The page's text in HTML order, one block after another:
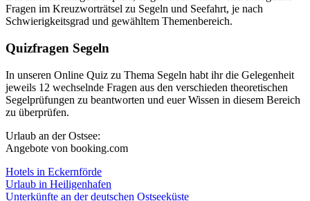
Fragen im Kreuzworträtsel zu Segeln und Seefahrt, je nach
Schwierigkeitsgrad und gewähltem Themenbereich.
Quizfragen Segeln
In unseren Online Quiz zu Thema Segeln habt ihr die Gelegenheit
jeweils 12 wechselnde Fragen aus den verschieden theoretischen
Segelprüfungen zu beantworten und euer Wissen in diesem Bereich
zu überprüfen.
Urlaub an der Ostsee:
Angebote von booking.com
Hotels in Eckernförde
Urlaub in Heiligenhafen
Unterkünfte an der deutschen Ostseeküste